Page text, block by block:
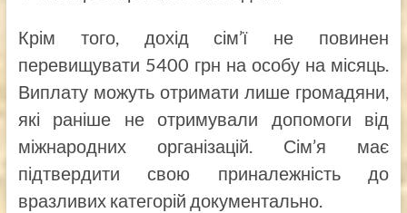
Крім того, дохід сім’ї не повинен
перевищувати 5400 грн на особу на місяць.
Виплату можуть отримати лише громадяни,
які раніше не отримували допомоги від
міжнародних організацій. Сім’я має
підтвердити свою приналежність до
вразливих категорій документально.